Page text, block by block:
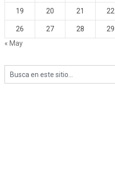
19 20 21 22
26 27 28 29
« May